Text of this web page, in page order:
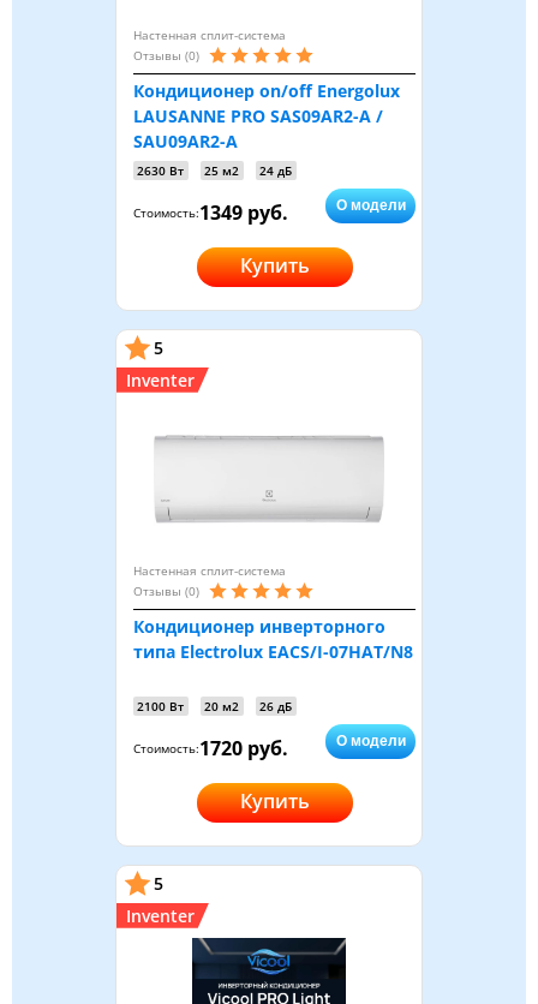
Настенная сплит-система
Отзывы (0)
Кондиционер on/off Energolux
LAUSANNE PRO SAS09AR2-A /
SAU09AR2-A
2630 Вт 25 м2 24 дБ
Стоимость:1349 руб. О модели
Купить
5
Inventer
Настенная сплит-система
Отзывы (0)
Кондиционер инверторного
типа Electrolux EACS/I-07HAT/N8
2100 Вт 20 м2 26 дБ
Стоимость:1720 руб. О модели
Купить
5
Inventer